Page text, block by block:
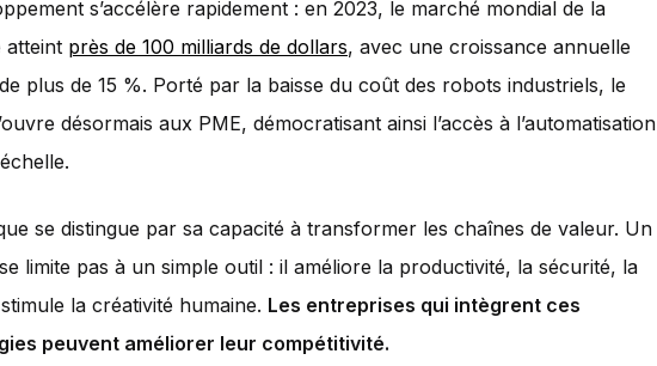
s’accélère rapidement : en 2023, le marché mondial de la
atteint près de 100 milliards de dollars, avec une croissance annuelle
plus de 15 %. Porté par la baisse du coût des robots industriels, le
désormais aux PME, démocratisant ainsi l’accès à l’automatisation
se distingue par sa capacité à transformer les chaînes de valeur. Un
limite pas à un simple outil : il améliore la productivité, la sécurité, la
la créativité humaine. Les entreprises qui intègrent ces
peuvent améliorer leur compétitivité.